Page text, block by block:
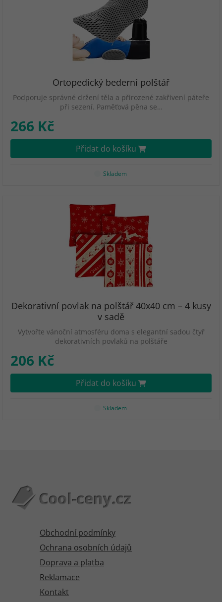
Ortopedický bederní polštář
Podporuje správné držení těla a přirozené zakřivení páteře
při sezení. Paměťová pěna se…
266 Kč
Přidat do košíku
Skladem
Dekorativní povlak na polštář 40x40 cm – 4 kusy
v sadě
Vytvořte vánoční atmosféru doma s elegantní sadou čtyř
dekorativních povlaků na polštáře
206 Kč
Přidat do košíku
Skladem
Obchodní podmínky
Ochrana osobních údajů
Doprava a platba
Reklamace
Kontakt